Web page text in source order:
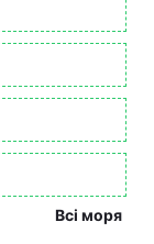
Всі моря